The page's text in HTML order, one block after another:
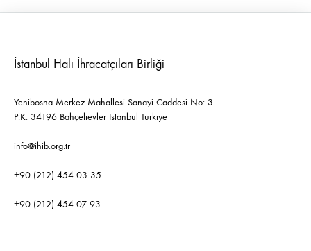
İstanbul Halı İhracatçıları Birliği
Yenibosna Merkez Mahallesi Sanayi Caddesi No: 3
P.K. 34196 Bahçelievler İstanbul Türkiye
info@ihib.org.tr
+90 (212) 454 03 35
+90 (212) 454 07 93